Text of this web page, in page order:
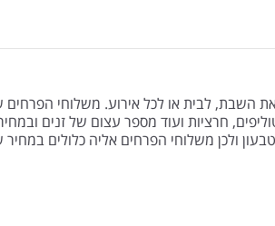
השבת, לבית או לכל אירוע. משלוחי הפרחים
חרציות ועוד מספר עצום של זנים
ולכן משלוחי הפרחים אליה כלולים